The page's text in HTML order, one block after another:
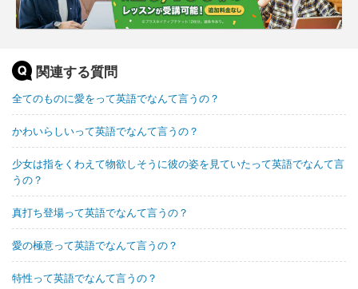
関連する質問
全てのものに愛をって英語でなんて言うの？
かわいらしいって英語でなんて言うの？
少女は指をくわえて物欲しそうに彼の姿を見ていたって英語でなんて言
うの？
真打ち登場って英語でなんて言うの？
愛の極意って英語でなんて言うの？
特性って英語でなんて言うの？